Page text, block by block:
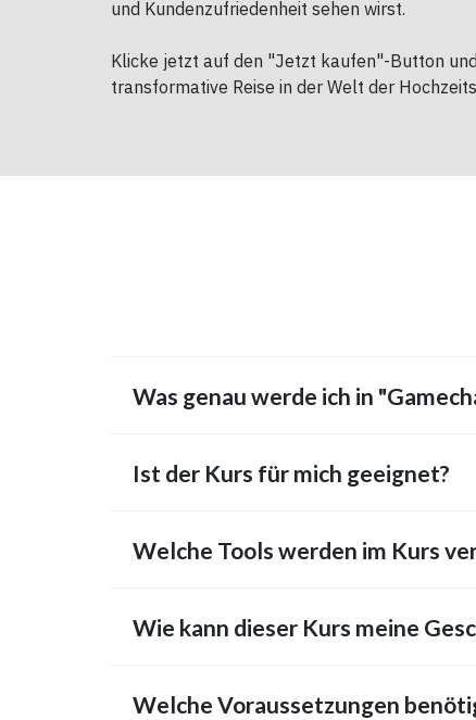
und Kundenzufriedenheit sehen wirst.
Klicke jetzt auf den "Jetzt kaufen"-Button
transformative Reise in der Welt der
Was genau werde ich in
Ist der Kurs für mich geeignet?
Welche Tools werden im Kurs
Wie kann dieser Kurs meine
Welche Voraussetzungen